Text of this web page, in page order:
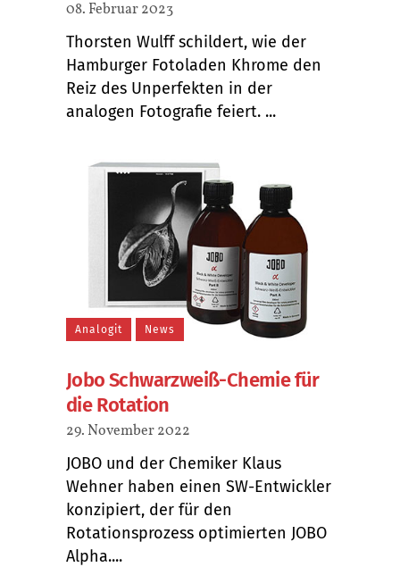
08. Februar 2023
Thorsten Wulff schildert, wie der
Hamburger Fotoladen Khrome den
Reiz des Unperfekten in der
analogen Fotografie feiert. ...
Analogit News
Jobo Schwarzweiß-Chemie für
die Rotation
29. November 2022
JOBO und der Chemiker Klaus
Wehner haben einen SW-Entwickler
konzipiert, der für den
Rotationsprozess optimierten JOBO
Alpha....